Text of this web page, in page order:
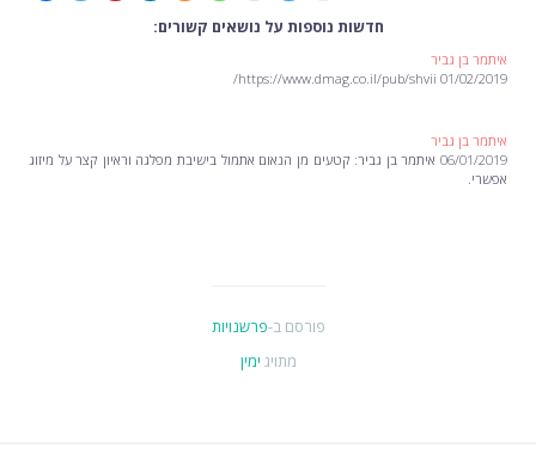
חדשות נוספות על נושאים קשורים:
איתמר בן גביר
01/02/2019 https://www.dmag.co.il/pub/shvii/
איתמר בן גביר
06/01/2019 איתמר בן גביר: קטעים מן הנאום אתמול בישיבת מפלגה וראיון קצר על מיזוג
אפשרי.
פורסם ב-פרשנויות
מתויג ימין